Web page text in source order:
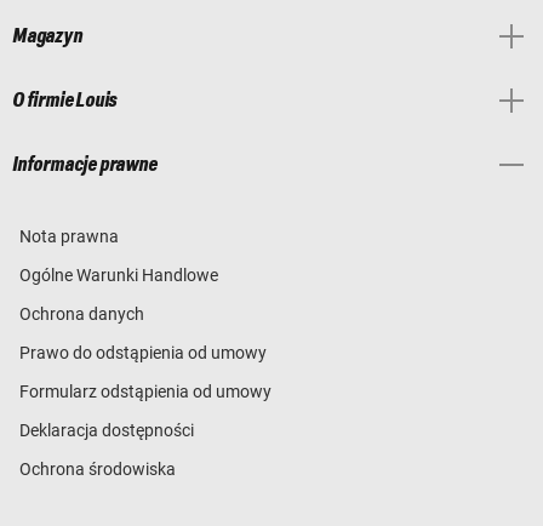
Magazyn
O firmie Louis
Informacje prawne
Nota prawna
Ogólne Warunki Handlowe
Ochrona danych
Prawo do odstąpienia od umowy
Formularz odstąpienia od umowy
Deklaracja dostępności
Ochrona środowiska